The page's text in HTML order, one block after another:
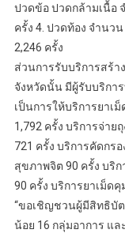
ปวดข้อ ปวดกล้ามเนื้อ
ครั้ง 4. ปวดท้อง จำนว
2,246 ครั้ง
ส่วนการรับบริการสร้า
จังหวัดนั้น มีผู้รับบริกา
เป็นการให้บริการยาเ
1,792 ครั้ง บริการจ่า
721 ครั้ง บริการคัดกร
สุขภาพจิต 90 ครั้ง บริ
90 ครั้ง บริการยาเม็ด
“ขอเชิญชวนผู้มีสิทธิบัต
น้อย 16 กลุ่มอาการ แ